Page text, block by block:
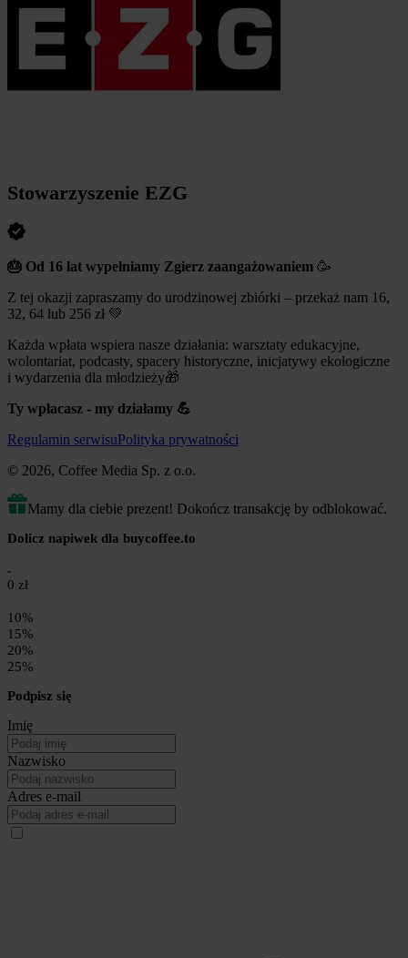
Stowarzyszenie EZG
🎂 Od 16 lat wypełniamy Zgierz zaangażowaniem 🥳
Z tej okazji zapraszamy do urodzinowej zbiórki – przekaż nam 16,
32, 64 lub 256 zł 💚
Każda wpłata wspiera nasze działania: warsztaty edukacyjne,
wolontariat, podcasty, spacery historyczne, inicjatywy ekologiczne
i wydarzenia dla młodzieży🎁
Ty wpłacasz - my działamy 💪
Regulamin serwisuPolityka prywatności
© 2026, Coffee Media Sp. z o.o.
Mamy dla ciebie prezent! Dokończ transakcję by odblokować.
Dolicz napiwek dla buycoffee.to
0 zł
10%
15%
20%
25%
Podpisz się
Imię
Nazwisko
Adres e-mail